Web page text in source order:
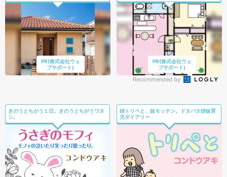
PR(株式会社ウェ
ブサポート)
PR(株式会社ウェ
ブサポート)
Recommended by
きのうとちがう１日。きのうとちがうワタ
シ。
姉トリペと、妹モッチン。ドタバタ姉妹育
児ダイアリー